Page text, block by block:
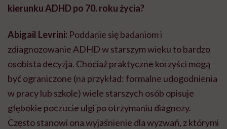
kierunku ADHD po 70. roku życia?
Abigail Levrini: Poddanie się badaniom i
zdiagnozowanie ADHD w starszym wieku to bardzo
osobista decyzja. Chociaż praktyczne korzyści mogą
być ograniczone (na przykład: formalne udogodnienia
w pracy lub szkole) wiele starszych osób opisuje
głębokie poczucie ulgi po otrzymaniu diagnozy.
Często stanowi ona wyjaśnienie dla wyzwań, z którymi